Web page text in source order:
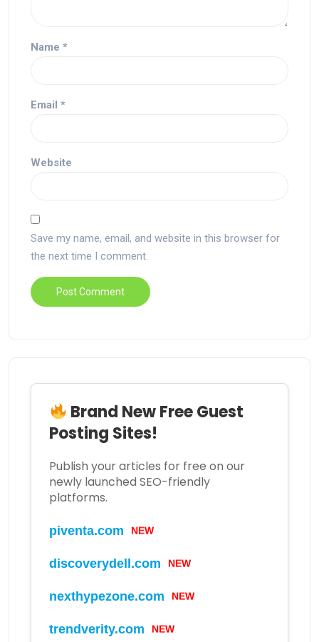
Name *
Email *
Website
Save my name, email, and website in this browser for
the next time I comment.
Brand New Free Guest
Posting Sites!
Publish your articles for free on our
newly launched SEO-friendly
platforms.
piventa.com NEW
discoverydell.com NEW
nexthypezone.com NEW
trendverity.com NEW